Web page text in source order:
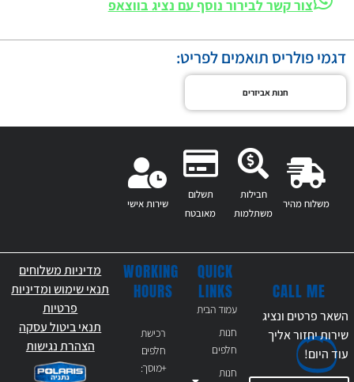
צור קשר לבירור נוסף עם נציג בווצאפ
דגמי פולריס תואמים לפריט:
חנות אביזרים
משלוח מהיר
חבילות
משתלמות
תשלום
מאובטח
שירות אישי
QUICK
LINKS
עמוד הבית
חנות
חלפים
חנות
WORKING
HOURS
רכישת
חלפים
+מוסך:
CALL ME
השאר פרטים ונציג
שירות יחזור אליך
עודהיום!
מדיניות משלוחים
תנאי שימוש ומדיניות
פרטיות
תנאי ביטול עסקה
הצהרת נגישות